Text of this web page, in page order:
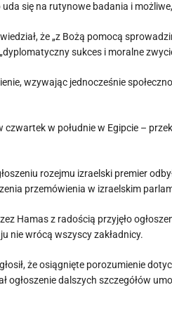
się na rutynowe badania i
że „z Bożą pomocą
sukces i moralne
wzywając jednocześnie
w południe w Egipcie –
rozejmu izraelski premier
przemówienia w izraelskim
Hamas z radością przyjęło
nie wrócą wszyscy zakładnicy.
że osiągnięte porozumienie
ogłoszenie dalszych szczegółów